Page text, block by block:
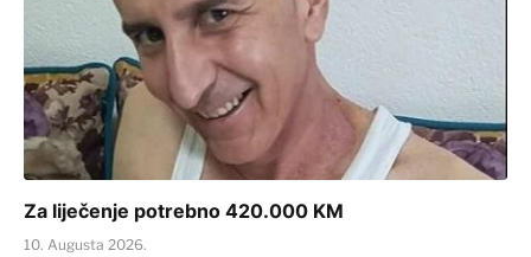
Za liječenje potrebno 420.000 KM
10. Augusta 2026.